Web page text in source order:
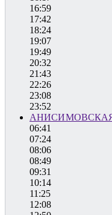
16:59
17:42
18:24
19:07
19:49
20:32
21:43
22:26
23:08
23:52
06:41
07:24
08:06
08:49
09:31
10:14
11:25
12:08